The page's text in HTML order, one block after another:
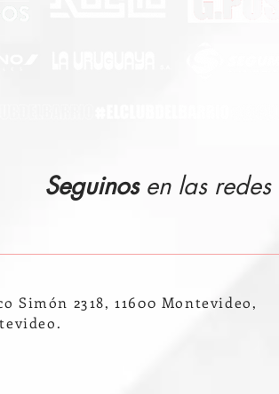
Seguinosen las redes
Simón 2318, 11600 Montevideo,